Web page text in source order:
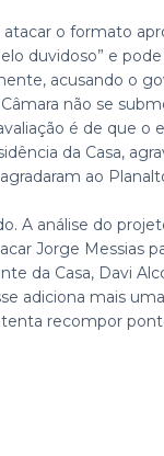
o formato
duvidoso” e
acusando o
não se
é de que o
da Casa,
ao
A análise do
Jorge Messias
da Casa, Davi
adiciona mais
recompor